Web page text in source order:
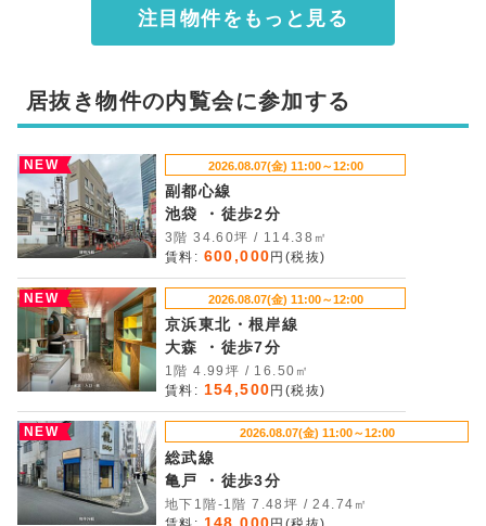
注目物件をもっと見る
居抜き物件の内覧会に参加する
NEW 2026.08.07(金) 11:00～12:00
副都心線
池袋 ・徒歩2分
3階 34.60坪 / 114.38㎡
賃料: 600,000円(税抜)
NEW 2026.08.07(金) 11:00～12:00
京浜東北・根岸線
大森 ・徒歩7分
1階 4.99坪 / 16.50㎡
賃料: 154,500円(税抜)
NEW 2026.08.07(金) 11:00～12:00
総武線
亀戸 ・徒歩3分
地下1階-1階 7.48坪 / 24.74㎡
148,000